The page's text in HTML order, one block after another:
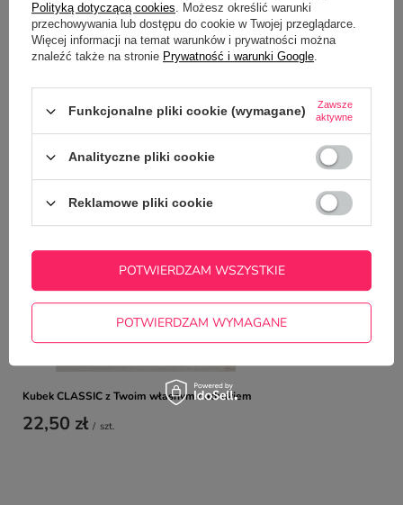
Potrzebujesz pomocy? Masz pytania?
Zadaj pytanie a my odpowiemy
niezwłocznie, najciekawsze pytania i
odpowiedzi publikując dla innych.
ZADAJ PYTANIE
NAJCZĘŚCIEJ KUPOWANE Z
TYM TOWAREM
Kubek CLASSIC z Twoim własnym nadrukiem
22,50 zł / szt.
Śliniak Frotte z
Polityką dotyczącą cookies. Możesz określić warunki
przechowywania lub dostępu do cookie w Twojej przeglądarce.
Więcej informacji na temat warunków i prywatności można
znaleźć także na stronie Prywatność i warunki Google.
Funkcjonalne pliki cookie (wymagane)
Zawsze
aktywne
Analityczne pliki cookie
Reklamowe pliki cookie
POTWIERDZAM WYMAGANE
POTWIERDZAM WSZYSTKIE